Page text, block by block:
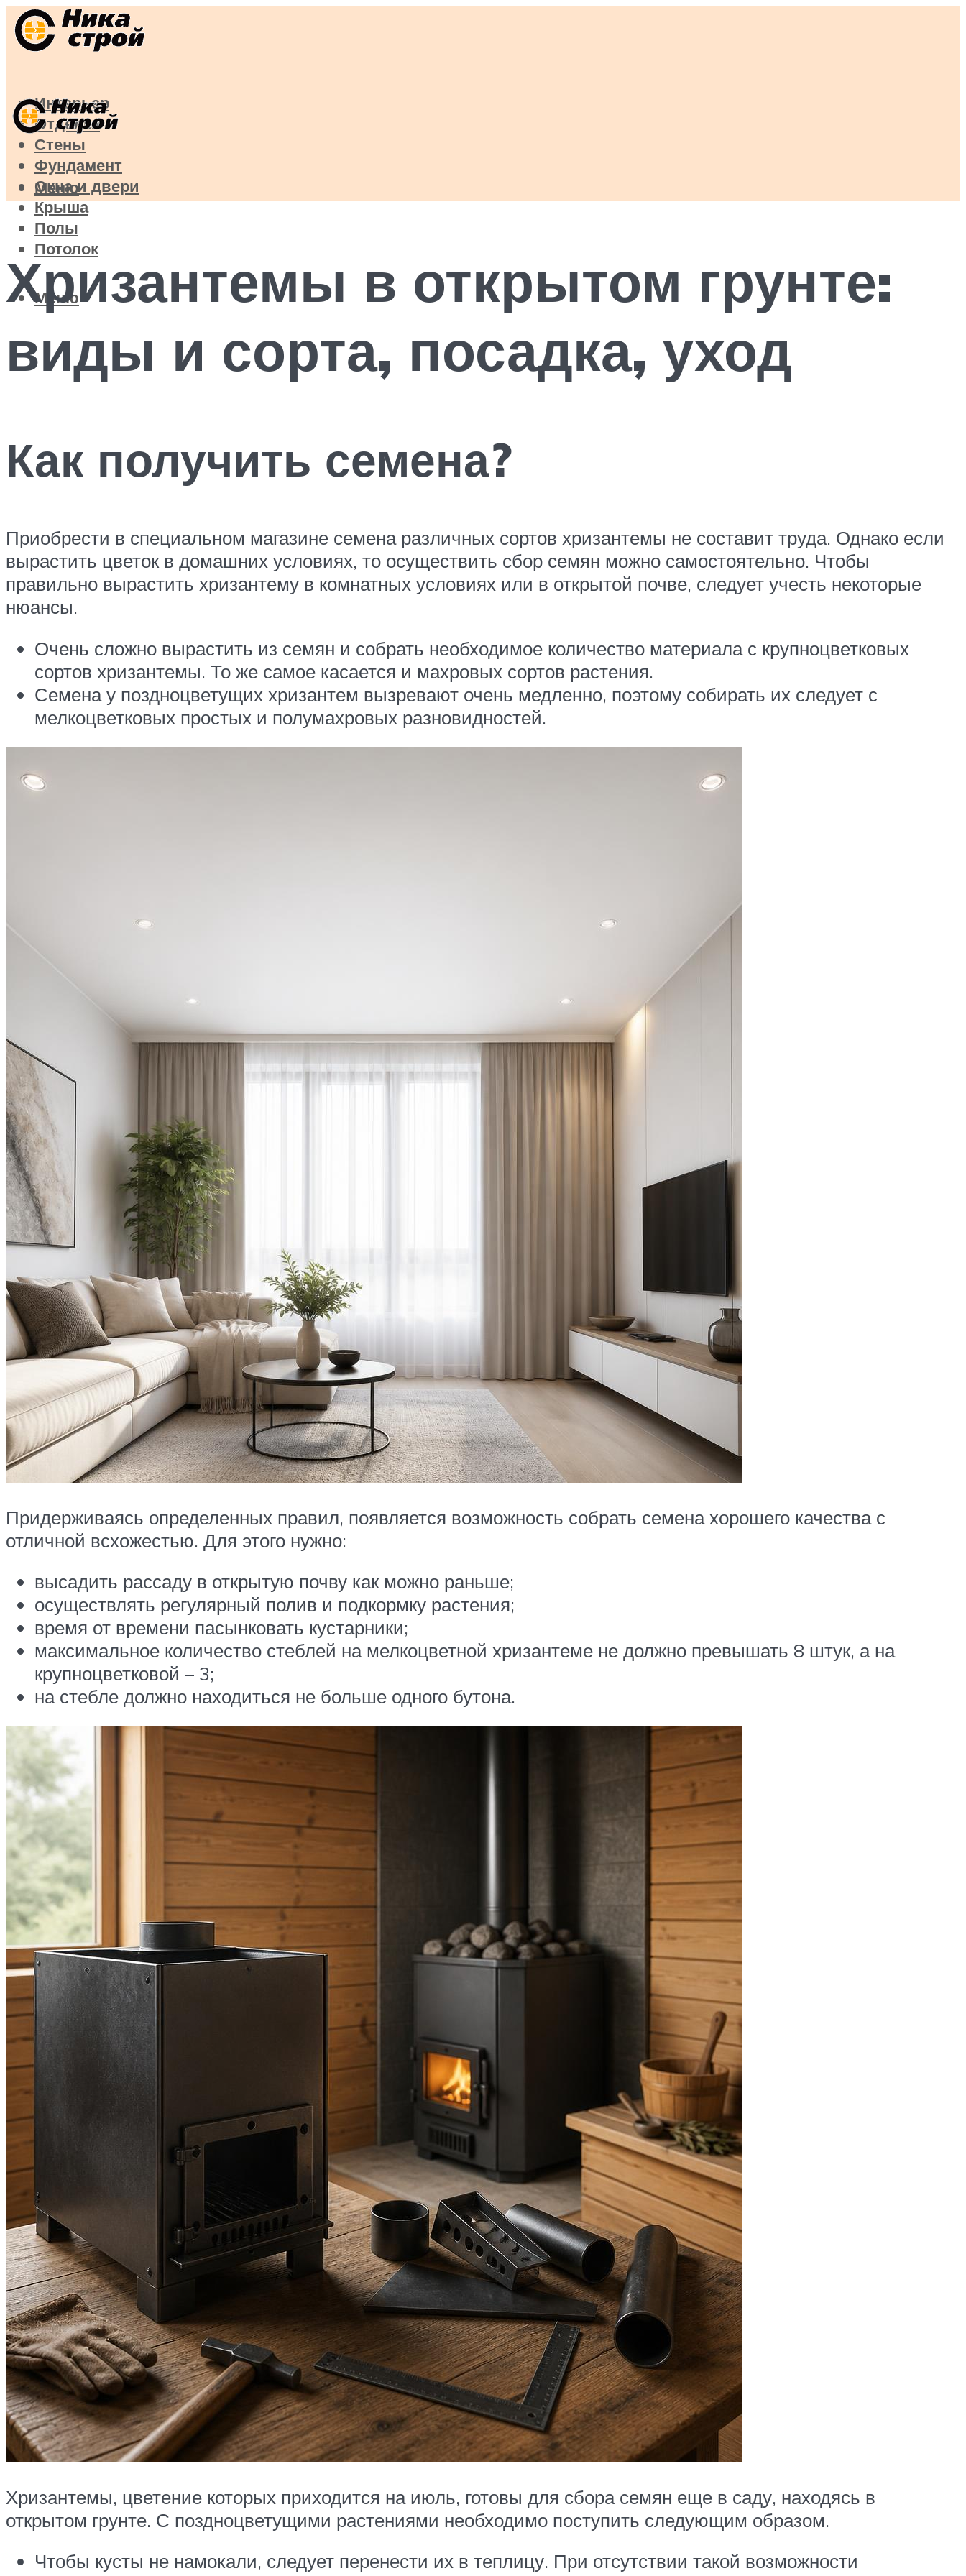
Интерьер
Отделка
Стены
Фундамент
Окна и двери
Крыша
Полы
Потолок
Меню
Меню
Хризантемы в открытом грунте:
виды и сорта, посадка, уход
Как получить семена?
Приобрести в специальном магазине семена различных сортов хризантемы не составит труда. Однако если
вырастить цветок в домашних условиях, то осуществить сбор семян можно самостоятельно. Чтобы
правильно вырастить хризантему в комнатных условиях или в открытой почве, следует учесть некоторые
нюансы.
Очень сложно вырастить из семян и собрать необходимое количество материала с крупноцветковых
сортов хризантемы. То же самое касается и махровых сортов растения.
Семена у поздноцветущих хризантем вызревают очень медленно, поэтому собирать их следует с
мелкоцветковых простых и полумахровых разновидностей.
Придерживаясь определенных правил, появляется возможность собрать семена хорошего качества с
отличной всхожестью. Для этого нужно:
высадить рассаду в открытую почву как можно раньше;
осуществлять регулярный полив и подкормку растения;
время от времени пасынковать кустарники;
максимальное количество стеблей на мелкоцветной хризантеме не должно превышать 8 штук, а на
крупноцветковой – 3;
на стебле должно находиться не больше одного бутона.
Хризантемы, цветение которых приходится на июль, готовы для сбора семян еще в саду, находясь в
открытом грунте. С поздноцветущими растениями необходимо поступить следующим образом.
Чтобы кусты не намокали, следует перенести их в теплицу. При отсутствии такой возможности